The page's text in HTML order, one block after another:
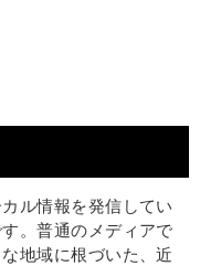
ル情報を発信してい
。普通のメディアで
地域に根づいた、近